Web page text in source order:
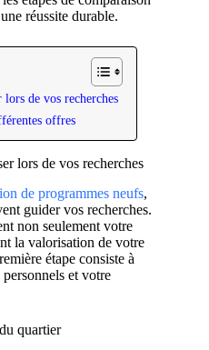
réussite durable.
de vos recherches
offres
lors de vos recherches
de programmes neufs,
guider vos recherches.
non seulement votre
la valorisation de votre
étape consiste à
et votre
quartier